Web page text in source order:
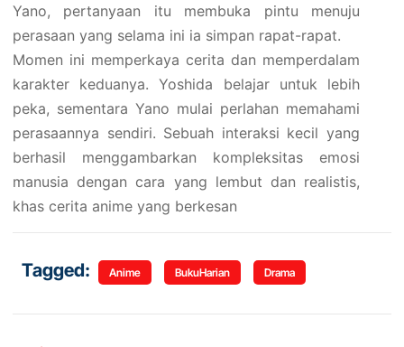
Yano, pertanyaan itu membuka pintu menuju
perasaan yang selama ini ia simpan rapat-rapat.
Momen ini memperkaya cerita dan memperdalam
karakter keduanya. Yoshida belajar untuk lebih
peka, sementara Yano mulai perlahan memahami
perasaannya sendiri. Sebuah interaksi kecil yang
berhasil menggambarkan kompleksitas emosi
manusia dengan cara yang lembut dan realistis,
khas cerita anime yang berkesan
Tagged: Anime BukuHarian Drama